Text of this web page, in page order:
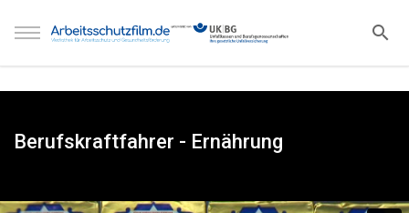
Berufskraftfahrer - Ernährung